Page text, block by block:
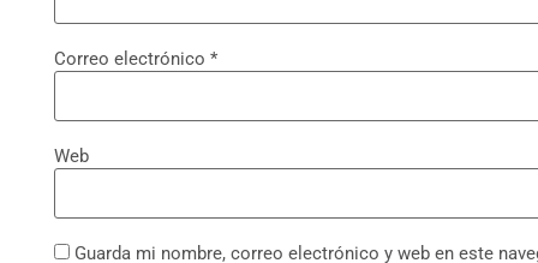
Correo electrónico *
Web
Guarda mi nombre, correo electrónico y web en este